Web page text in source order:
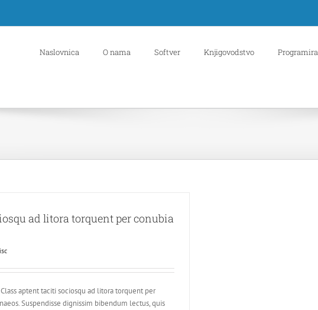
Naslovnica O nama Softver Knjigovodstvo
ad litora torquent per conubia
aptent taciti sociosqu ad litora torquent per
Suspendisse dignissim bibendum lectus, quis